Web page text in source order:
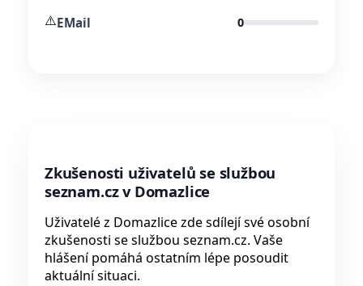
⚠️EMail 0
Zkušenosti uživatelů se službou
seznam.cz v Domazlice
Uživatelé z Domazlice zde sdílejí své osobní
zkušenosti se službou seznam.cz. Vaše
hlášení pomáhá ostatním lépe posoudit
aktuální situaci.